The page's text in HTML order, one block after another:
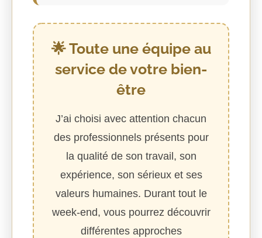
🌟 Toute une équipe au
service de votre bien-
être
J’ai choisi avec attention chacun
des professionnels présents pour
la qualité de son travail, son
expérience, son sérieux et ses
valeurs humaines. Durant tout le
week-end, vous pourrez découvrir
différentes approches